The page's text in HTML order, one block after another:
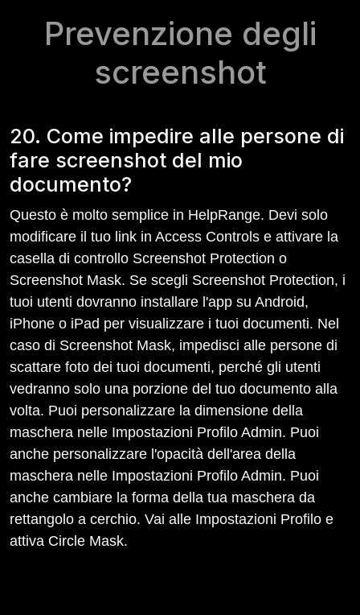
Prevenzione degli
screenshot
20. Come impedire alle persone di
fare screenshot del mio
documento?
Questo è molto semplice in HelpRange. Devi solo
modificare il tuo link in Access Controls e attivare la
casella di controllo Screenshot Protection o
Screenshot Mask. Se scegli Screenshot Protection, i
tuoi utenti dovranno installare l'app su Android,
iPhone o iPad per visualizzare i tuoi documenti. Nel
caso di Screenshot Mask, impedisci alle persone di
scattare foto dei tuoi documenti, perché gli utenti
vedranno solo una porzione del tuo documento alla
volta. Puoi personalizzare la dimensione della
maschera nelle Impostazioni Profilo Admin. Puoi
anche personalizzare l'opacità dell'area della
maschera nelle Impostazioni Profilo Admin. Puoi
anche cambiare la forma della tua maschera da
rettangolo a cerchio. Vai alle Impostazioni Profilo e
attiva Circle Mask.